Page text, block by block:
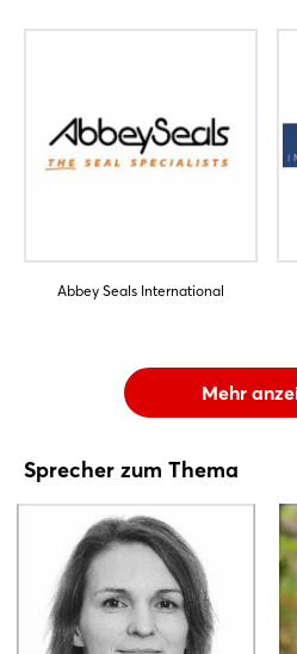
Abbey Seals International
Mehr
Sprecher zum Thema